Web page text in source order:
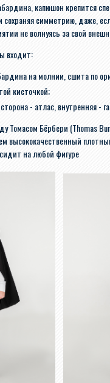
капюшон крепится
сохраняя симметрию, даже,
не волнуясь за свой
входит:
на молнии, сшита по
кисточкой;
- атлас, внутренняя -
Томасом Бёрбери (Thomas
высококачественный
на любой фигуре